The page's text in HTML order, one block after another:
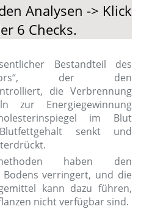
Analysen -> Klick
6 Checks.
Bestandteil des
der den
die Verbrennung
zur Energiegewinnung
im Blut
senkt und
haben den
verringert, und die
kann dazu führen,
nicht verfügbar sind.